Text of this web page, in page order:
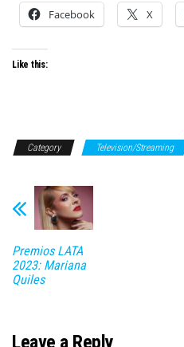
Facebook X
Like this:
Category Television/Streaming
Premios LATA
2023: Mariana
Quiles